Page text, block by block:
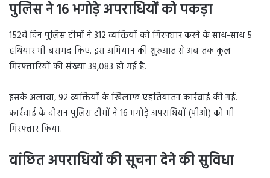
पुलिस ने 16 भगोड़े अपराधियों को पकड़ा
152वें दिन पुलिस टीमों ने 312 व्यक्तियों को गिरफ्तार करने के साथ-साथ 5
हथियार भी बरामद किए. इस अभियान की शुरुआत से अब तक कुल
गिरफ्तारियों की संख्या 39,083 हो गई है.
इसके अलावा, 92 व्यक्तियों के खिलाफ एहतियातन कार्रवाई की गई.
कार्रवाई के दौरान पुलिस टीमों ने 16 भगोड़े अपराधियों (पीओ) को भी
गिरफ्तार किया.
वांछित अपराधियों की सूचना देने की सुविधा